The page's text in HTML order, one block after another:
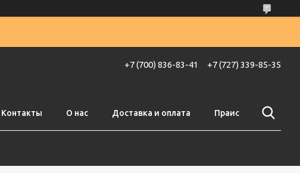
+7 (700) 836-83-41 +7 (727) 339-85-35
Контакты О нас Доставка и оплата Праис